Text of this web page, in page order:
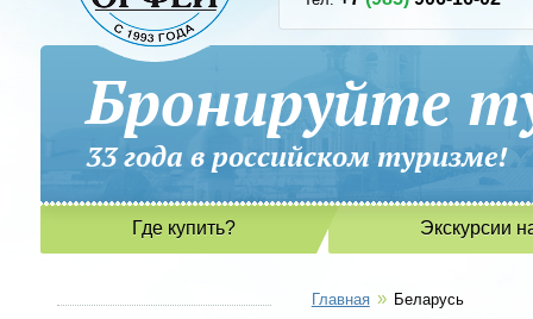
Бронируйте
33 года в российском
Где купить? Экскурсии
Главная » Беларусь